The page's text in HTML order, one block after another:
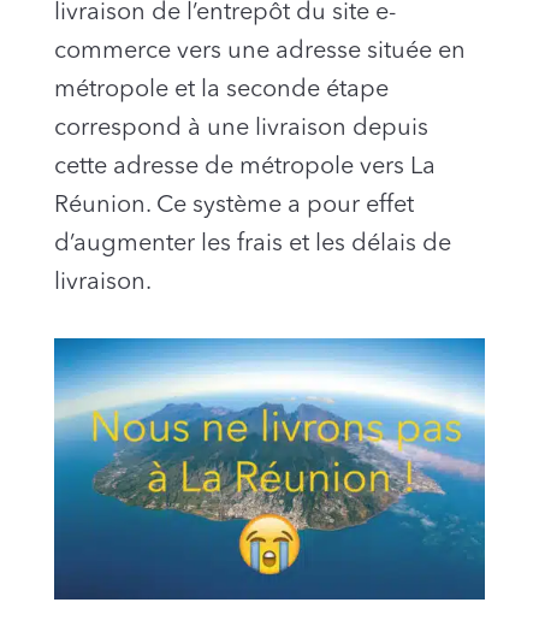
livraison de l’entrepôt du site e-
commerce vers une adresse située en
métropole et la seconde étape
correspond à une livraison depuis
cette adresse de métropole vers La
Réunion. Ce système a pour effet
d’augmenter les frais et les délais de
livraison.